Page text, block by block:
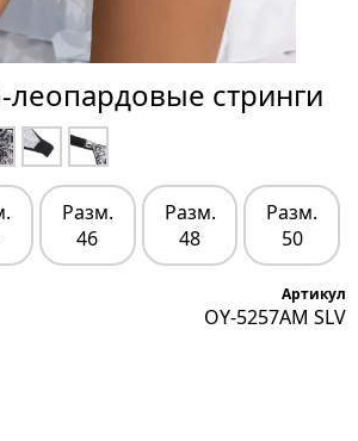
леопардовые стринги
Разм.
46
Разм.
48
Разм.
50
Артикул
OY-5257AM SLV